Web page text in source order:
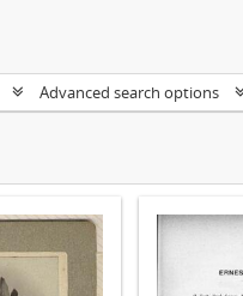
Advanced search options